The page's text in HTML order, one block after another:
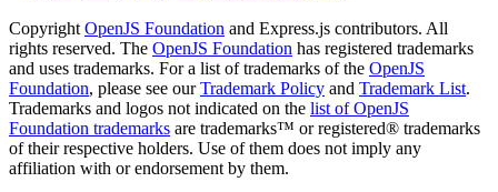
CopyrightOpenJS Foundation and Express.js contributors. All
rights reserved. The OpenJS Foundation has registered trademarks
and uses trademarks. For a list of trademarks of the OpenJS
Foundation, please see ourTrademark Policy and Trademark List.
Trademarks and logos not indicated on the list of OpenJS
Foundation trademarks are trademarks™ or registered® trademarks
of their respective holders. Use of them does not imply any
affiliation with or endorsement by them.